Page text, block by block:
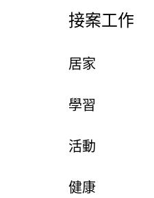
接案工作
居家
學習
活動
健康